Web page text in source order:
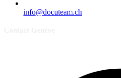
info@docuteam.ch